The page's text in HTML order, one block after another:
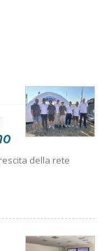
della rete